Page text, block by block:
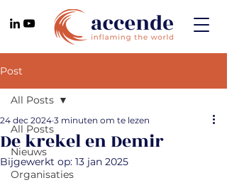
Post
All Posts
Nieuws
Organisaties
All Posts
De krekel en Demir
24 dec 2024 3 minuten om te lezen
Bijgewerkt op: 13 jan 2025